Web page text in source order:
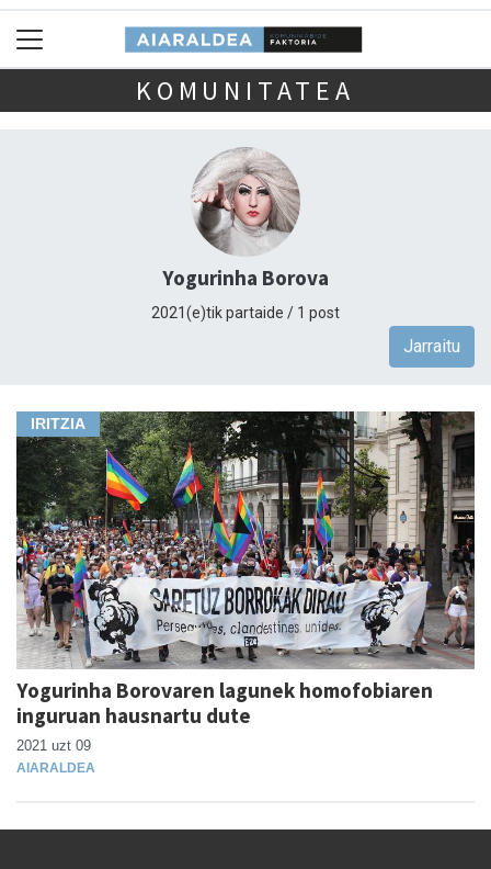
KOMUNITATEA
Yogurinha Borova
2021(e)tik partaide / 1 post
Jarraitu
IRITZIA
Yogurinha Borovaren lagunek homofobiaren
inguruan hausnartu dute
2021 uzt 09
AIARALDEA